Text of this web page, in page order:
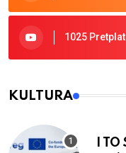
1025
KULTURA
I